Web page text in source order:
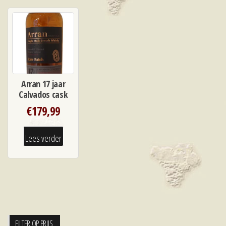
Arran 17 jaar
Calvados cask
€179,99
Lees verder
FILTER OP PRIJS